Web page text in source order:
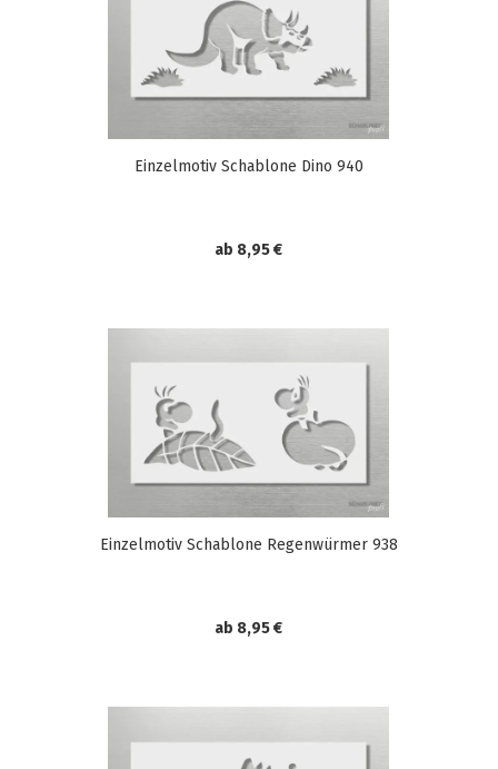
Einzelmotiv Schablone Dino 940
ab 8,95 €
Einzelmotiv Schablone Regenwürmer 938
ab 8,95 €